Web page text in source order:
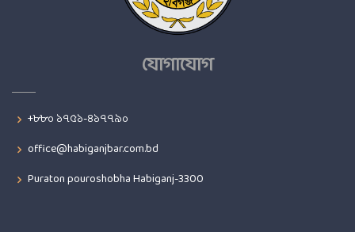
যোগাযোগ
+৮৮০ ১৭৫১-৪১৭৭৯০
office@habiganjbar.com.bd
Puraton pouroshobha Habiganj-3300